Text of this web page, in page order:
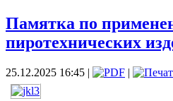
Памятка по
пиротехнических
25.12.2025 16:45 | |